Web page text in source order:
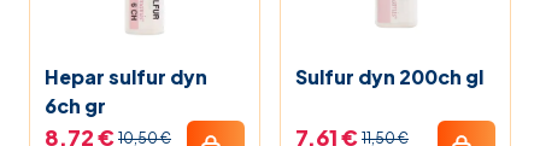
Hepar sulfur dyn
6ch gr
8,72 € 10,50 €
Sulfur dyn 200ch gl
7,61 € 11,50 €